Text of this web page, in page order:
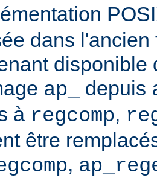
dans
disponible
ap_ depuis
à regcomp,
être
,